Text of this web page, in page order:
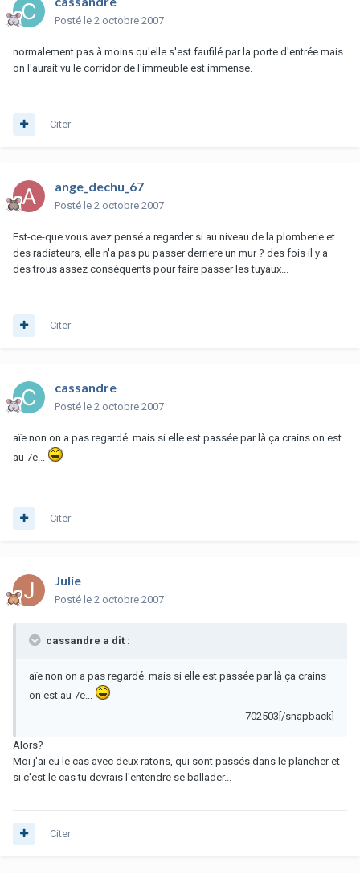
Posté le 2 octobre 2007
normalement pas à moins qu'elle s'est faufilé par la porte d'entrée mais
on l'aurait vu le corridor de l'immeuble est immense.
Citer
ange_dechu_67
Posté le 2 octobre 2007
Est-ce-que vous avez pensé a regarder si au niveau de la plomberie et
des radiateurs, elle n'a pas pu passer derriere un mur ? des fois il y a
des trous assez conséquents pour faire passer les tuyaux...
Citer
cassandre
Posté le 2 octobre 2007
aïe non on a pas regardé. mais si elle est passée par là ça crains on est
au 7e...
Citer
Julie
Posté le 2 octobre 2007
cassandre a dit :
aïe non on a pas regardé. mais si elle est passée par là ça crains
on est au 7e...
702503[/snapback]
Alors?
Moi j'ai eu le cas avec deux ratons, qui sont passés dans le plancher et
si c'est le cas tu devrais l'entendre se ballader...
Citer